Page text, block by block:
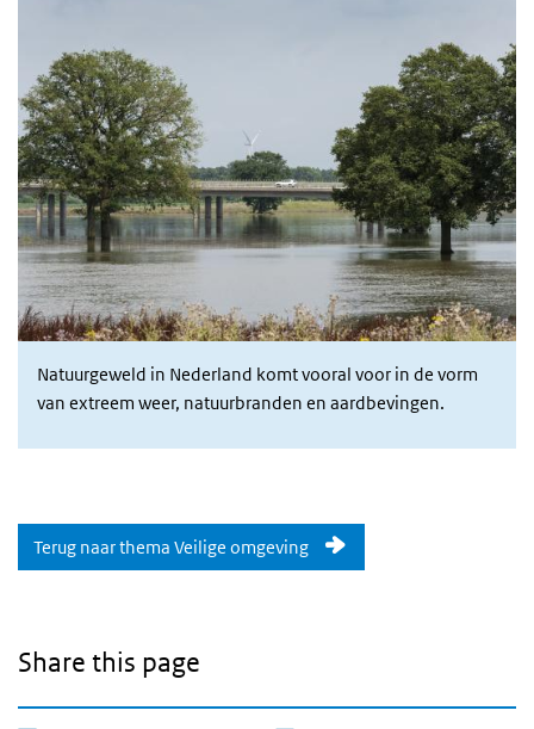
Natuurgeweld in Nederland komt vooral voor in de vorm
van extreem weer, natuurbranden en aardbevingen.
Terug naar thema Veilige omgeving
Share this page